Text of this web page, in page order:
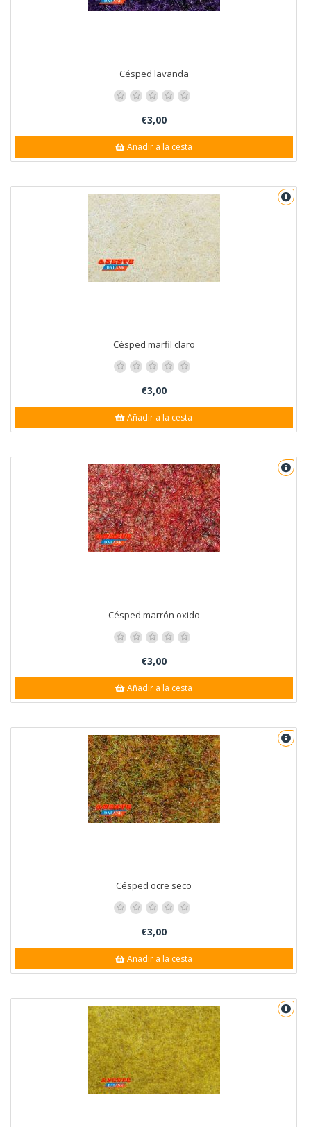
Césped lavanda
€3,00
Añadir a la cesta
Césped marfil claro
€3,00
Añadir a la cesta
Césped marrón oxido
€3,00
Añadir a la cesta
Césped ocre seco
€3,00
Añadir a la cesta